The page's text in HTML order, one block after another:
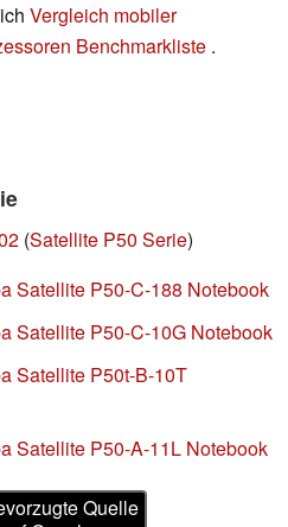
Vergleich mobiler
Benchmarkliste .
(Satellite P50 Serie)
Satellite P50-C-188 Notebook
Satellite P50-C-10G Notebook
Satellite P50t-B-10T
Satellite P50-A-11L Notebook
Quelle